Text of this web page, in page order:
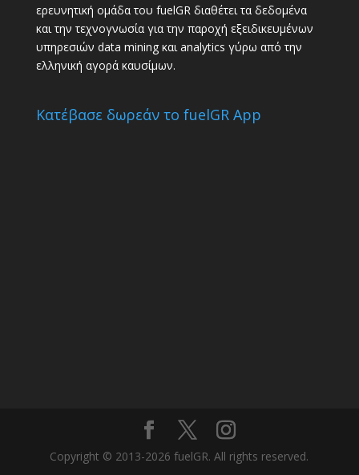
ερευνητική ομάδα του fuelGR διαθέτει τα δεδομένα
και την τεχνογνωσία για την παροχή εξειδικευμένων
υπηρεσιών data mining και analytics γύρω από την
ελληνική αγορά καυσίμων.
Κατέβασε δωρεάν το fuelGR App
Copyright © 2013-2026 fuelGR. All rights reserved.